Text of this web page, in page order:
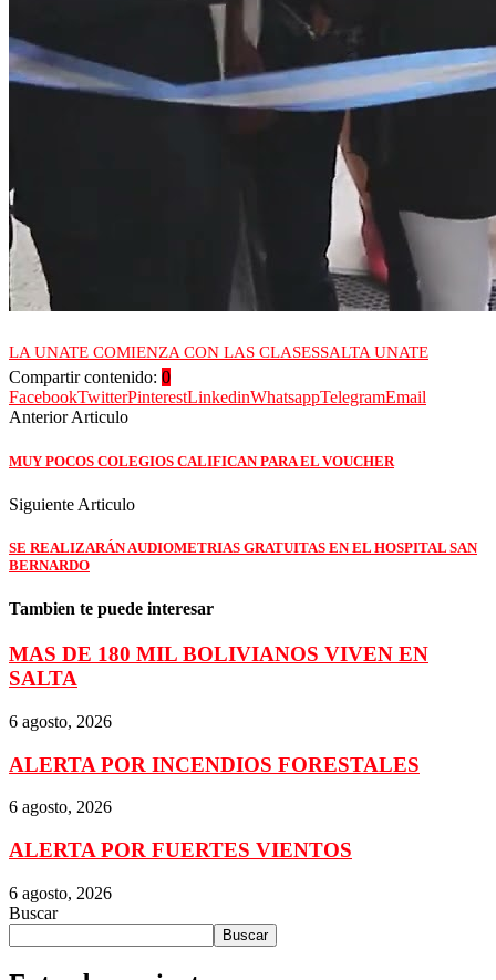
LA UNATE COMIENZA CON LAS CLASESSALTA UNATE
Compartir contenido: 0
FacebookTwitterPinterestLinkedinWhatsappTelegramEmail
Anterior Articulo
MUY POCOS COLEGIOS CALIFICAN PARA EL VOUCHER
Siguiente Articulo
SE REALIZARÁN AUDIOMETRIAS GRATUITAS EN EL HOSPITAL SAN
BERNARDO
Tambien te puede interesar
MAS DE 180 MIL BOLIVIANOS VIVEN EN
SALTA
6 agosto, 2026
ALERTA POR INCENDIOS FORESTALES
6 agosto, 2026
ALERTA POR FUERTES VIENTOS
6 agosto, 2026
Buscar
Buscar